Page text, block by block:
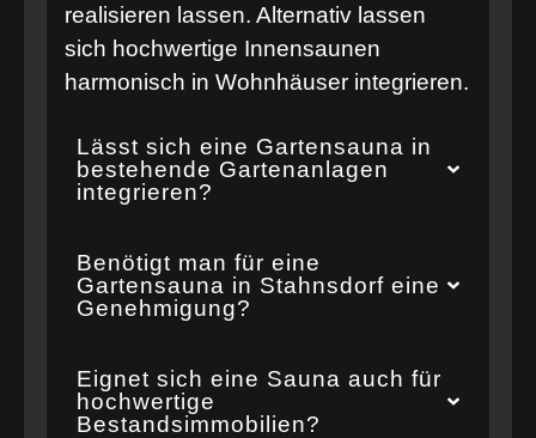
realisieren lassen. Alternativ lassen
sich hochwertige Innensaunen
harmonisch in Wohnhäuser integrieren.
Lässt sich eine Gartensauna in
bestehende Gartenanlagen
integrieren?
Benötigt man für eine
Gartensauna in Stahnsdorf eine
Genehmigung?
Eignet sich eine Sauna auch für
hochwertige
Bestandsimmobilien?